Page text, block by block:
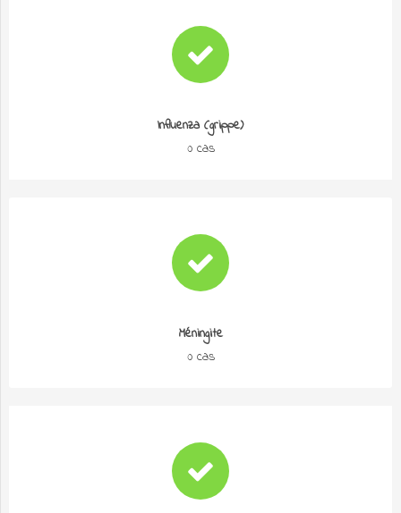
Influenza (grippe)
0 cas
Méningite
0 cas